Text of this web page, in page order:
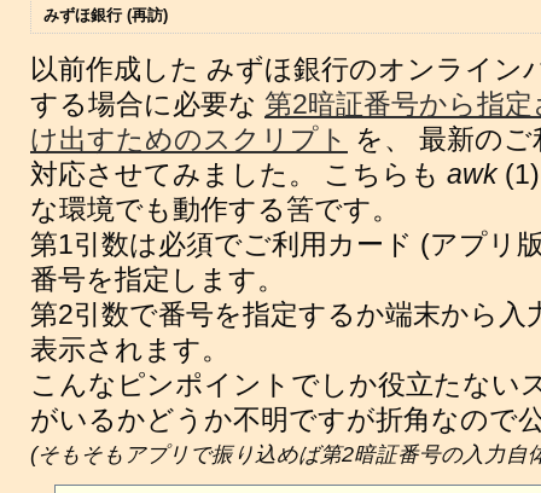
みずほ銀行 (再訪)
以前作成した みずほ銀行のオンライン
する場合に必要な 第2暗証番号から指
け出すためのスクリプト を、 最新の
対応させてみました。 こちらも awk(1)
な環境でも動作する筈です。
第1引数は必須でご利用カード (アプリ
番号を指定します。
第2引数で番号を指定するか端末から入
表示されます。
こんなピンポイントでしか役立たない
がいるかどうか不明ですが折角なので
(そもそもアプリで振り込めば第2暗証番号の入力自